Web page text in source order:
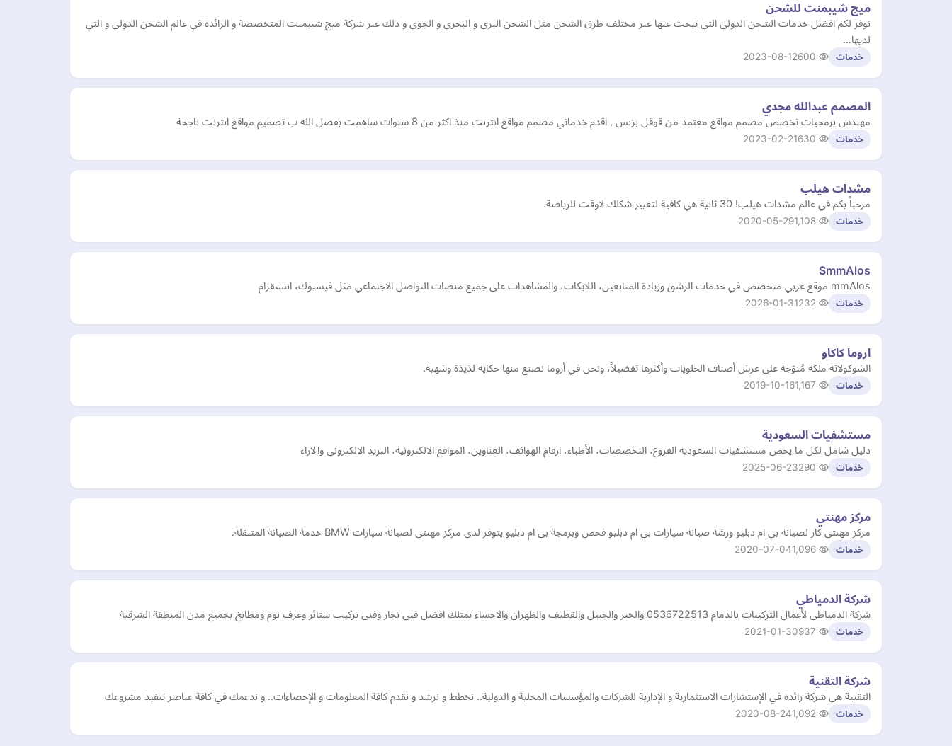
ميج شيبمنت للشحن
نوفر لكم افضل خدمات الشحن الدولي التي تبحث عنها عبر مختلف طرق الشحن مثل الشحن البري و البحري و الجوي و ذلك عبر شركة ميج شيبمنت المتخصصة و الرائدة في عالم الشحن الدولي و التي
لديها…
خدمات 2023-08-12
المصمم عبدالله مجدي
مهندس برمجيات تخصص مصمم مواقع معتمد من قوقل بزنس , اقدم خدماتي مصمم مواقع انترنت منذ اكثر من 8 سنوات ساهمت بفضل الله ب تصميم مواقع انترنت ناجحة
خدمات 2023-02-21
مشدات هيلب
مرحباً بكم في عالم مشدات هيلب! 30 ثانية هي كافية لتغيير شكلك لاوقت للرياضة.
خدمات 2020-05-29
SmmAlos
mmAlos موقع عربي متخصص في خدمات الرشق وزيادة المتابعين، اللايكات، والمشاهدات على جميع منصات التواصل الاجتماعي مثل فيسبوك، انستقرام
خدمات 2026-01-31
اروما كاكاو
الشوكولاتة ملكة مُتوّجة على عرش أصناف الحلويات وأكثرها تفضيلاً، ونحن في أروما نصنع منها حكاية لذيذة وشهية.
خدمات 2019-10-16
مستشفيات السعودية
دليل شامل لكل ما يخص مستشفيات السعودية الفروع، التخصصات، الأطباء، ارقام الهواتف، العناوين، المواقع الالكترونية، البريد الالكتروني والآراء
خدمات 2025-06-23
مركز مهنتي
مركز مهنتى كار لصيانة بي ام دبليو ورشة صيانة سيارات بي ام دبليو فحص وبرمجة بي ام دبليو يتوفر لدى مركز مهنتى لصيانة سيارات BMW خدمة الصيانة المتنقلة.
خدمات 2020-07-04
شركة الدمياطي
شركة الدمياطي لأعمال التركيبات بالدمام 0536722513 والخبر والجبيل والقطيف والظهران والاحساء تمتلك افضل فني نجار وفني تركيب ستائر وغرف نوم ومطابخ بجميع مدن المنطقة الشرقية
خدمات 2021-01-30
شركة التقنية
التقنية هى شركة رائدة في الإستشارات الاستثمارية و الإدارية للشركات والمؤسسات المحلية و الدولية.. نخطط و نرشد و نقدم كافة المعلومات و الإحصاءات.. و ندعمك في كافة عناصر تنفيذ مشروعك
خدمات 2020-08-24